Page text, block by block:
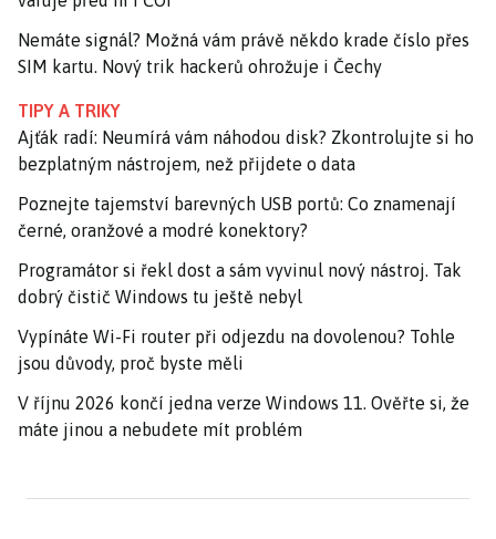
Nemáte signál? Možná vám právě někdo krade číslo přes
SIM kartu. Nový trik hackerů ohrožuje i Čechy
TIPY A TRIKY
Ajťák radí: Neumírá vám náhodou disk? Zkontrolujte si ho
bezplatným nástrojem, než přijdete o data
Poznejte tajemství barevných USB portů: Co znamenají
černé, oranžové a modré konektory?
Programátor si řekl dost a sám vyvinul nový nástroj. Tak
dobrý čistič Windows tu ještě nebyl
Vypínáte Wi-Fi router při odjezdu na dovolenou? Tohle
jsou důvody, proč byste měli
V říjnu 2026 končí jedna verze Windows 11. Ověřte si, že
máte jinou a nebudete mít problém